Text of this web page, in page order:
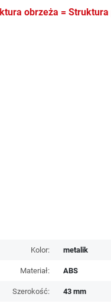
obrzeża =
Kolor: metalik
Materiał: ABS
Szerokość: 43 mm